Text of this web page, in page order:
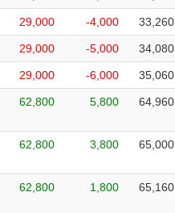
29,000 -4,000 33,260
29,000 -5,000 34,080
29,000 -6,000 35,060
62,800 5,800 64,960
62,800 3,800 65,000
62,800 1,800 65,160